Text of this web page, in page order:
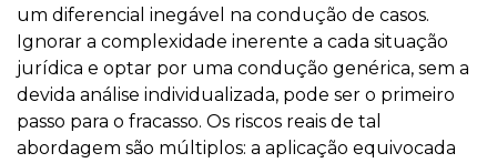
um diferencial inegável na condução de casos.
Ignorar a complexidade inerente a cada situação
jurídica e optar por uma condução genérica, sem a
devida análise individualizada, pode ser o primeiro
passo para o fracasso. Os riscos reais de tal
abordagem são múltiplos: a aplicação equivocada